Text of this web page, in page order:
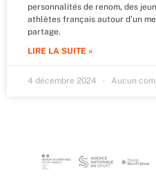
personnalités de renom, des
athlètes français autour d’un
partage.
LIRE LA SUITE »
4 décembre 2024 Aucun